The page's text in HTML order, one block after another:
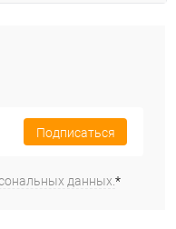
Подписаться
данных. *